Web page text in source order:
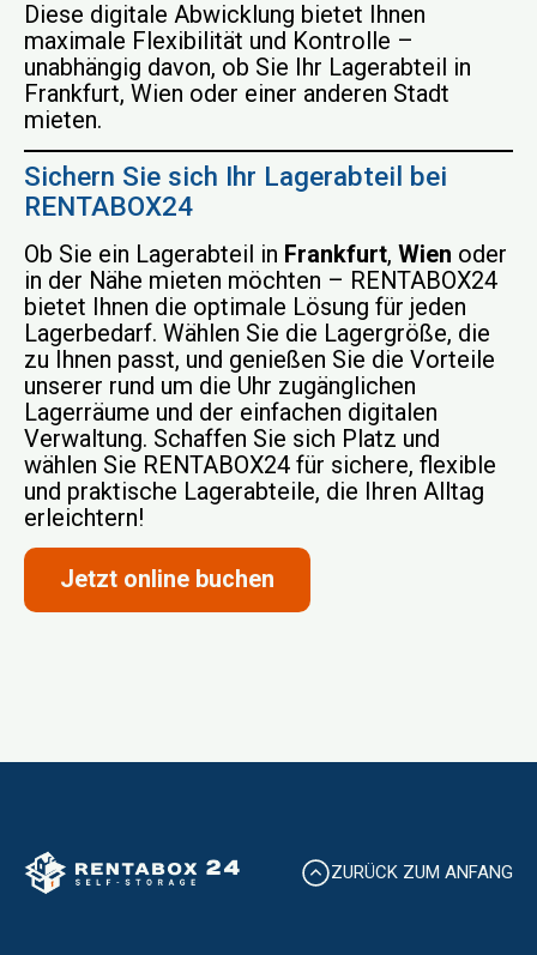
Diese digitale Abwicklung bietet Ihnen
maximale Flexibilität und Kontrolle –
unabhängig davon, ob Sie Ihr Lagerabteil in
Frankfurt, Wien oder einer anderen Stadt
mieten.
Sichern Sie sich Ihr Lagerabteil bei
RENTABOX24
Ob Sie ein Lagerabteil in Frankfurt, Wien oder
in der Nähe mieten möchten – RENTABOX24
bietet Ihnen die optimale Lösung für jeden
Lagerbedarf. Wählen Sie die Lagergröße, die
zu Ihnen passt, und genießen Sie die Vorteile
unserer rund um die Uhr zugänglichen
Lagerräume und der einfachen digitalen
Verwaltung. Schaffen Sie sich Platz und
wählen Sie RENTABOX24 für sichere, flexible
und praktische Lagerabteile, die Ihren Alltag
erleichtern!
Jetzt online buchen
ZURÜCK ZUM ANFANG